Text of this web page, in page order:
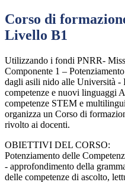
Corso di
Livello B1
Utilizzando i fondi PNRR-
Componente 1 –
dagli asili nido alle Università -
competenze e nuovi linguaggi
competenze STEM e
organizza un Corso di
rivolto ai docenti.
OBIETTIVI DEL CORSO:
Potenziamento delle
- approfondimento della
delle competenze di ascolto,